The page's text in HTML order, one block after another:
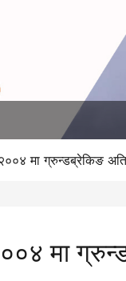
मा ग्रुन्डब्रेकिङ
मा